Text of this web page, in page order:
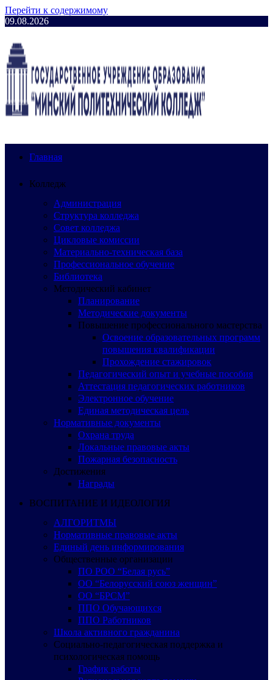
Перейти к содержимому
09.08.2026
Главная
Колледж
Администрация
Структура колледжа
Совет колледжа
Цикловые комиссии
Материально-техническая база
Профессиональное обучение
Библиотека
Методический кабинет
Планирование
Методические документы
Повышение профессионального мастерства
Освоение образовательных программ
повышения квалификации
Прохождение стажировок
Педагогический опыт и учебные пособия
Аттестация педагогических работников
Электронное обучение
Единая методическая цель
Нормативные документы
Охрана труда
Локальные правовые акты
Пожарная безопасность
Достижения
Награды
ВОСПИТАНИЕ И ИДЕОЛОГИЯ
АЛГОРИТМЫ
Нормативные правовые акты
Единый день информирования
Общественные организации
ПО РОО “Белая русь”
ОО “Белорусский союз женщин”
ОО “БРСМ”
ППО Обучающихся
ППО Работников
Школа активного гражданина
Социально-педагогическая поддержка и
психологическая помощь
График работы